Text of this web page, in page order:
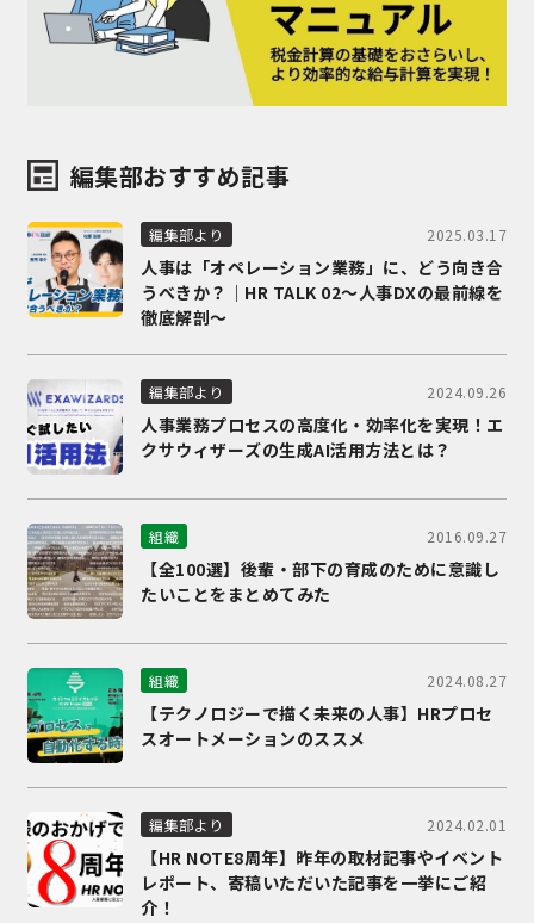
編集部おすすめ記事
編集部より 2025.03.17
人事は「オペレーション業務」に、どう向き合
うべきか？｜HR TALK 02～人事DXの最前線を
徹底解剖～
編集部より 2024.09.26
人事業務プロセスの高度化・効率化を実現！エ
クサウィザーズの生成AI活用方法とは？
組織 2016.09.27
【全100選】後輩・部下の育成のために意識し
たいことをまとめてみた
組織 2024.08.27
【テクノロジーで描く未来の人事】HRプロセ
スオートメーションのススメ
編集部より 2024.02.01
【HR NOTE8周年】昨年の取材記事やイベント
レポート、寄稿いただいた記事を一挙にご紹
介！